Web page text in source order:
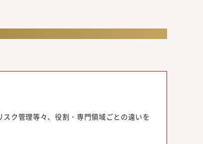
ク管理等々、役割・専門領域ごとの違いを